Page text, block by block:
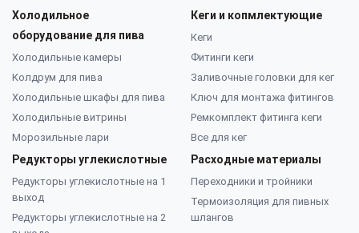
Холодильное
оборудование для пива
Холодильные камеры
Колдрум для пива
Холодильные шкафы для пива
Холодильные витрины
Морозильные лари
Редукторы углекислотные
Редукторы углекислотные на 1
выход
Редукторы углекислотные на 2
Кеги и копмлектующие
Кеги
Фитинги кеги
Заливочные головки для кег
Ключ для монтажа фитингов
Ремкомплект фитинга кеги
Все для кег
Расходные материалы
Переходники и тройники
Термоизоляция для пивных
шлангов